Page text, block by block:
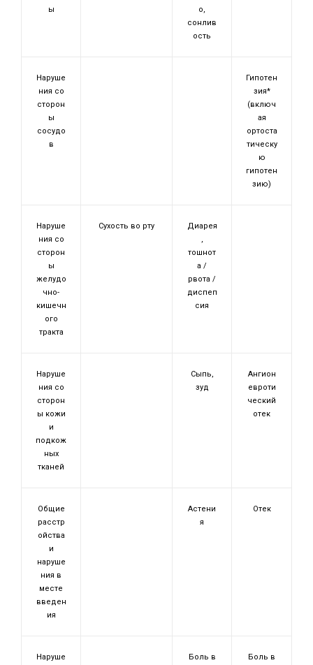
ы
о,
сонлив
ость
Наруше
ния со
сторон
ы
сосудо
в
Гипотен
зия*
(включ
ая
ортоста
тическу
ю
гипотен
зию)
Наруше
ния со
сторон
ы
желудо
чно-
кишечн
ого
тракта
Сухость во рту
Диарея
,
тошнот
а /
рвота /
диспеп
сия
Наруше
ния со
сторон
ы кожи
и
подкож
ных
тканей
Сыпь,
зуд
Ангион
евроти
ческий
отек
Общие
расстр
ойства
и
наруше
ния в
месте
введен
ия
Астени
я
Отек
Наруше
Боль в
Боль в